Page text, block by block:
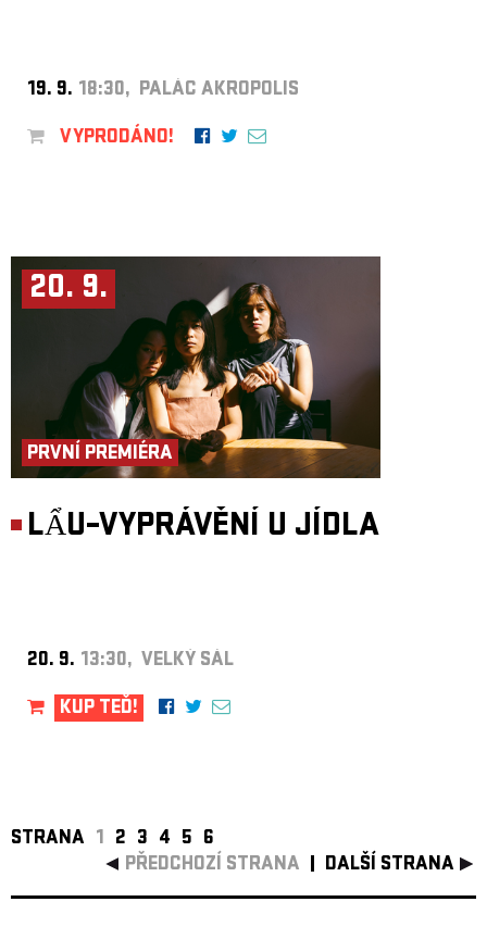
19. 9. 18:30, PALÁC AKROPOLIS
VYPRODÁNO!
20. 9.
PRVNÍ PREMIÉRA
LẨU–VYPRÁVĚNÍ U JÍDLA
20. 9. 13:30, VELKÝ SÁL
KUP TEĎ!
STRANA 1 2 3 4 5 6
PŘEDCHOZÍ STRANA
DALŠÍ STRANA